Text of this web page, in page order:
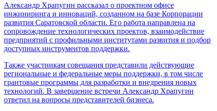
Александр Храпугин рассказал о проектном офисе
инжиниринга и инноваций, созданном на базе Корпорации
развития Саратовской области. Его работа направлена на
сопровождение технологических проектов, взаимодействие
предприятий с профильными институтами развития и подбор
доступных инструментов поддержки.
Также участникам совещания представили действующие
региональные и федеральные меры поддержки, в том числе
грантовые программы для разработки и внедрения новых
технологий. В завершение встречи Александр Храпугин
ответил на вопросы представителей бизнеса.